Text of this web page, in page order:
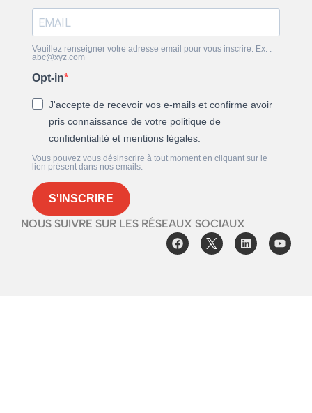
Veuillez renseigner votre adresse email pour vous inscrire. Ex. :
abc@xyz.com
Opt-in
J'accepte de recevoir vos e-mails et confirme avoir
pris connaissance de votre politique de
confidentialité et mentions légales.
Vous pouvez vous désinscrire à tout moment en cliquant sur le
lien présent dans nos emails.
S'INSCRIRE
NOUS SUIVRE SUR LES RÉSEAUX SOCIAUX